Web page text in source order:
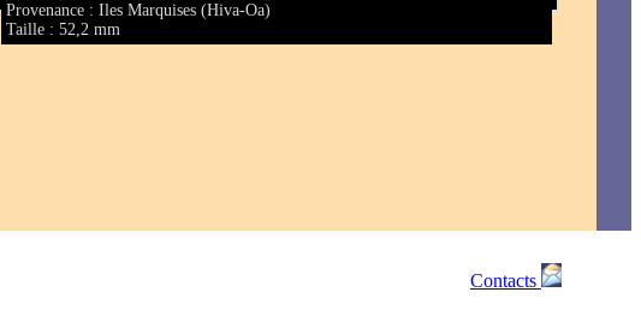
Provenance : Iles Marquises (Hiva-Oa)
Taille : 52,2 mm
Contacts